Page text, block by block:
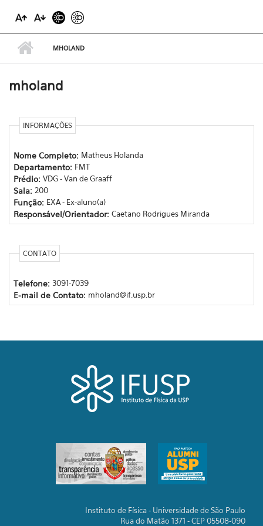
MHOLAND
mholand
INFORMAÇÕES
Nome Completo: Matheus Holanda
Departamento: FMT
Prédio: VDG - Van de Graaff
Sala: 200
Função: EXA - Ex-aluno(a)
Responsável/Orientador: Caetano Rodrigues Miranda
CONTATO
Telefone: 3091-7039
E-mail de Contato: mholand@if.usp.br
Instituto de Física - Universidade de São Paulo
Rua do Matão 1371 - CEP 05508-090